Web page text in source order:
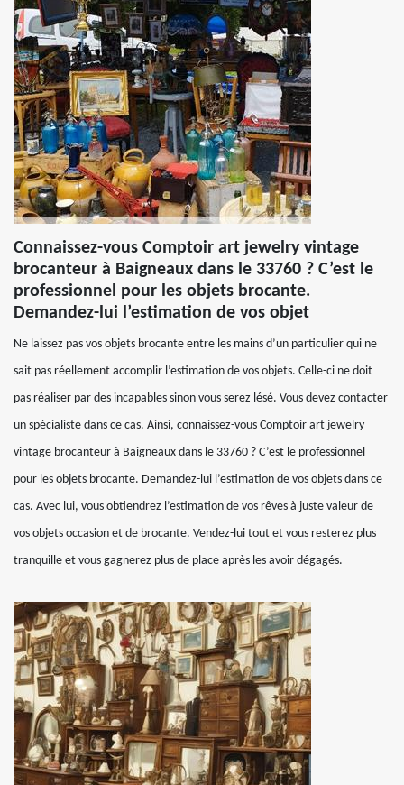
Connaissez-vous Comptoir art jewelry vintage
brocanteur à Baigneaux dans le 33760 ? C’est le
professionnel pour les objets brocante.
Demandez-lui l’estimation de vos objet
Ne laissez pas vos objets brocante entre les mains d’un particulier qui ne
sait pas réellement accomplir l’estimation de vos objets. Celle-ci ne doit
pas réaliser par des incapables sinon vous serez lésé. Vous devez contacter
un spécialiste dans ce cas. Ainsi, connaissez-vous Comptoir art jewelry
vintage brocanteur à Baigneaux dans le 33760 ? C’est le professionnel
pour les objets brocante. Demandez-lui l’estimation de vos objets dans ce
cas. Avec lui, vous obtiendrez l’estimation de vos rêves à juste valeur de
vos objets occasion et de brocante. Vendez-lui tout et vous resterez plus
tranquille et vous gagnerez plus de place après les avoir dégagés.